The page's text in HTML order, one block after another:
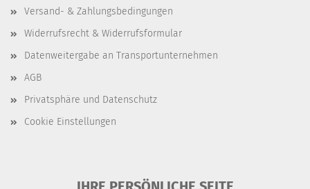
Versand- & Zahlungsbedingungen
Widerrufsrecht & Widerrufsformular
Datenweitergabe an Transportunternehmen
AGB
Privatsphäre und Datenschutz
Cookie Einstellungen